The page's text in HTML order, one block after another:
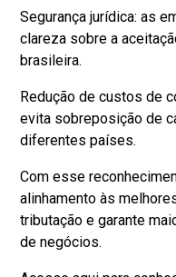
Segurança jurídica: as
clareza sobre a
brasileira.
Redução de custos de
evita sobreposição de
diferentes países.
Com esse
alinhamento às
tributação e garante
de negócios.